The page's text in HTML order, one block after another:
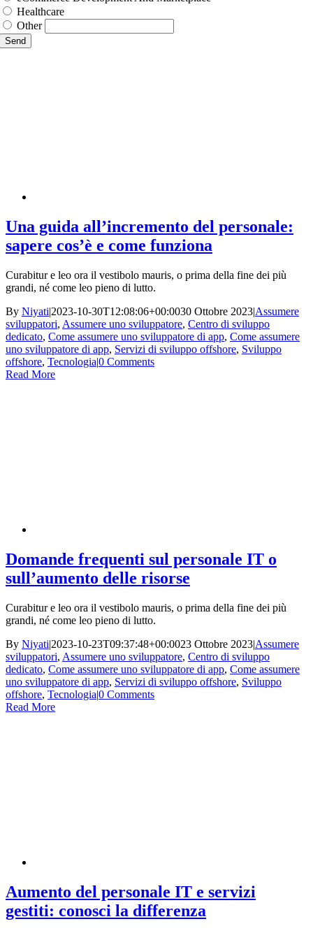
Healthcare
Other
Send
Una guida all’incremento del personale:
sapere cos’è e come funziona
Curabitur e leo ora il vestibolo mauris, o prima della fine dei più
grandi, né come leo pieno di lutto.
By Niyati|2023-10-30T12:08:06+00:0030 Ottobre 2023|Assumere
sviluppatori, Assumere uno sviluppatore, Centro di sviluppo
dedicato, Come assumere uno sviluppatore di app, Come assumere
uno sviluppatore di app, Servizi di sviluppo offshore, Sviluppo
offshore, Tecnologia|0 Comments
Read More
Domande frequenti sul personale IT o
sull’aumento delle risorse
Curabitur e leo ora il vestibolo mauris, o prima della fine dei più
grandi, né come leo pieno di lutto.
By Niyati|2023-10-23T09:37:48+00:0023 Ottobre 2023|Assumere
sviluppatori, Assumere uno sviluppatore, Centro di sviluppo
dedicato, Come assumere uno sviluppatore di app, Come assumere
uno sviluppatore di app, Servizi di sviluppo offshore, Sviluppo
offshore, Tecnologia|0 Comments
Read More
Aumento del personale IT e servizi
gestiti: conosci la differenza